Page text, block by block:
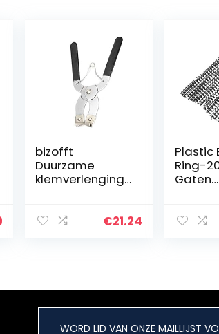
bizofft
Duurzame
klemverlenging,
voor auto
€21.24
Plastic
Ring-
Gaten
Ring
WORD LID VAN ONZE MAILLIJST